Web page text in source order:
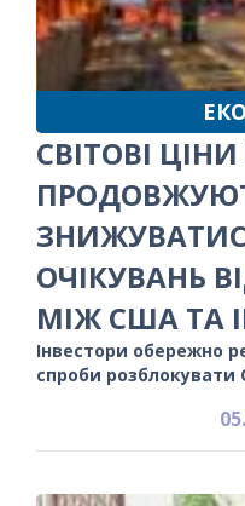
СВІТОВІ
ОЧІКУВАНЬ
МІЖ США ТА
Інвестори обережно
спроби розблокувати